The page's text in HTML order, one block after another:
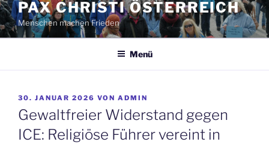
PAX CHRISTI ÖSTERREICH
Menschen machen Frieden
Menü
VERÖFFENTLICHT
AM
30. JANUAR 2026 VON ADMIN
Gewaltfreier Widerstand gegen
ICE: Religiöse Führer vereint in